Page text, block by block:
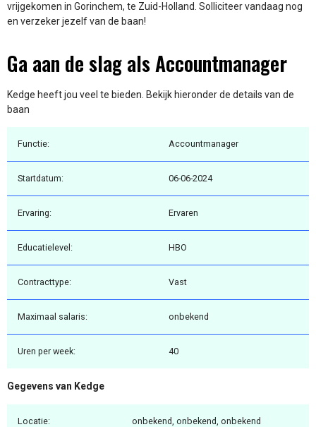
vrijgekomen in Gorinchem, te Zuid-Holland. Solliciteer vandaag nog
en verzeker jezelf van de baan!
Ga aan de slag als Accountmanager
Kedge heeft jou veel te bieden. Bekijk hieronder de details van de
baan
Functie: Accountmanager
Startdatum: 06-06-2024
Ervaring: Ervaren
Educatielevel: HBO
Contracttype: Vast
Maximaal salaris: onbekend
Uren per week: 40
Gegevens van Kedge
Locatie: onbekend, onbekend, onbekend